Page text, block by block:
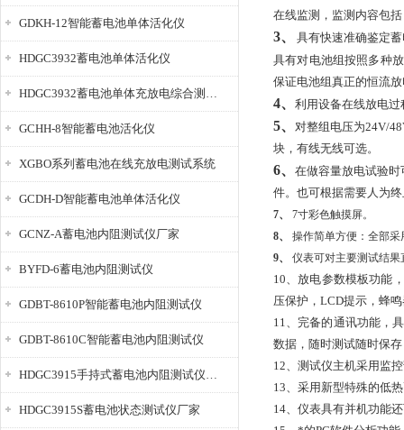
GDKH-12智能蓄电池单体活化仪
HDGC3932蓄电池单体活化仪
HDGC3932蓄电池单体充放电综合测试仪
GCHH-8智能蓄电池活化仪
XGBO系列蓄电池在线充放电测试系统
GCDH-D智能蓄电池单体活化仪
GCNZ-A蓄电池内阻测试仪厂家
BYFD-6蓄电池内阻测试仪
GDBT-8610P智能蓄电池内阻测试仪
GDBT-8610C智能蓄电池内阻测试仪
HDGC3915手持式蓄电池内阻测试仪厂家
HDGC3915S蓄电池状态测试仪厂家
在线监测，监测内容包
3、
具有快速准确鉴定
具有对电池组按照多种
保证电池组真正的恒流
4、 利用设备在线放电
5、 对整组电压为24V/
块，有线无线可选。
6、 在做容量放电试验
件。也可根据需要人为
7、
7寸彩色触摸屏。
8、
操作简单方便：全部
9、
仪表可对主要测试结
10、放电参数模板功能
压保护，LCD提示，蜂
11、完备的通讯功能，
数据，随时测试随时保
12、测试仪主机采用监
13、采用新型特殊的低
14、仪表具有并机功能